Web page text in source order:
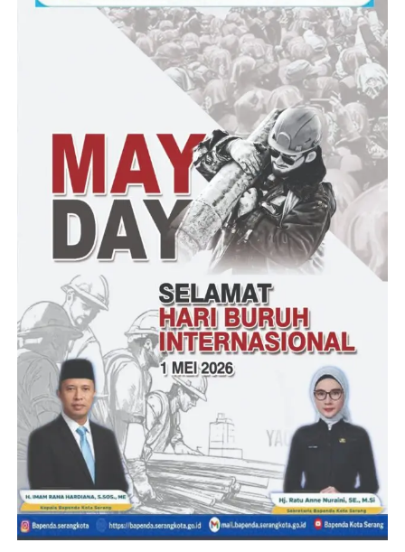
Selanjutnya Helmy juga menjelaskan maksud dan tujuan
digelarnya Polda Gorontalo bersholawat, yakni selain
mengingatkan perjuangan para santri dalam mempertahankan
kemerdekaan bangsa indonesia juga dimaksudkan untuk
mengingatkan kepada kita semua agar senantiasa bershalawat
kepada Nabi Muhammad SAW
“Sebagaimana firman Allah SWT dalam al-qur’an surat Al-
Ahzab ayat 56 yang artinya: sesungguhnya allah dan para
malaikat-Nya bersalawat untuk nabi. Wahai orang-orang yang
beriman! Bersalawatlah kamu untuk nabi dan ucapkanlah salam
dengan penuh penghormatan kepadanya,”Ucapnya.
Selain itu melalui kegiatan ini, kata Helmy melanjutkan adalah